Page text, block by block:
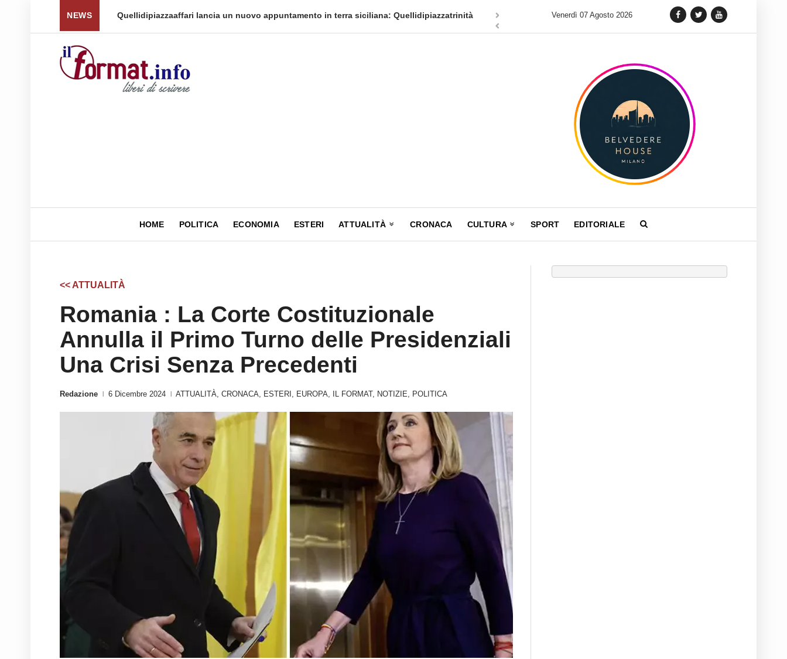
NEWS
per tornare a ... Quellidipiazzaaffari lancia un nuovo appuntamento in terra siciliana: Quellidipiazzatrinità Tag Heuer lancia una variante Limited Edition del Carrera Chronograph in
Venerdì 07 Agosto 2026
HOME POLITICA ECONOMIA ESTERI ATTUALITÀ CRONACA CULTURA SPORT EDITORIALE
<< ATTUALITÀ
Romania : La Corte Costituzionale
Annulla il Primo Turno delle Presidenziali
Una Crisi Senza Precedenti
Redazione 6 Dicembre 2024 ATTUALITÀ, CRONACA, ESTERI , EUROPA, IL FORMAT, NOTIZIE, POLITICA